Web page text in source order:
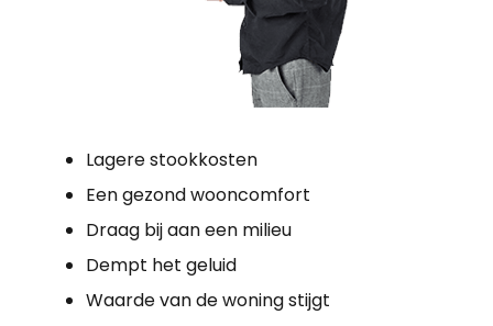
Lagere stookkosten
Een gezond wooncomfort
Draag bij aan een milieu
Dempt het geluid
Waarde van de woning stijgt